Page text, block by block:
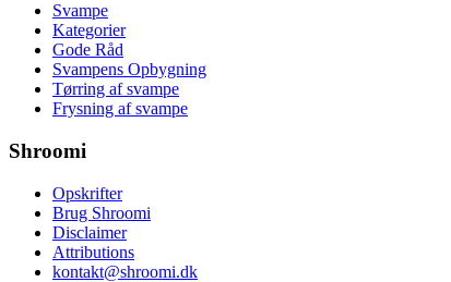
Svampe
Kategorier
Gode Råd
Svampens Opbygning
Tørring af svampe
Frysning af svampe
Shroomi
Opskrifter
Brug Shroomi
Disclaimer
Attributions
kontakt@shroomi.dk